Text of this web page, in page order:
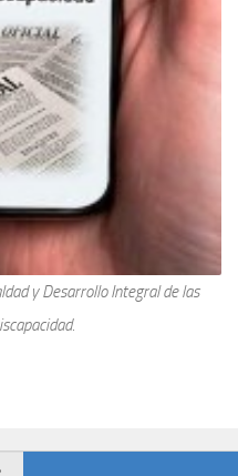
y Desarrollo Integral de las